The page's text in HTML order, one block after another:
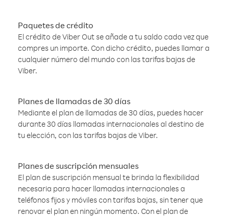
Paquetes de crédito
El crédito de Viber Out se añade a tu saldo cada vez que
compres un importe. Con dicho crédito, puedes llamar a
cualquier número del mundo con las tarifas bajas de
Viber.
Planes de llamadas de 30 días
Mediante el plan de llamadas de 30 días, puedes hacer
durante 30 días llamadas internacionales al destino de
tu elección, con las tarifas bajas de Viber.
Planes de suscripción mensuales
El plan de suscripción mensual te brinda la flexibilidad
necesaria para hacer llamadas internacionales a
teléfonos fijos y móviles con tarifas bajas, sin tener que
renovar el plan en ningún momento. Con el plan de